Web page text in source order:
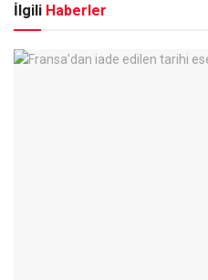
İlgili Haberler